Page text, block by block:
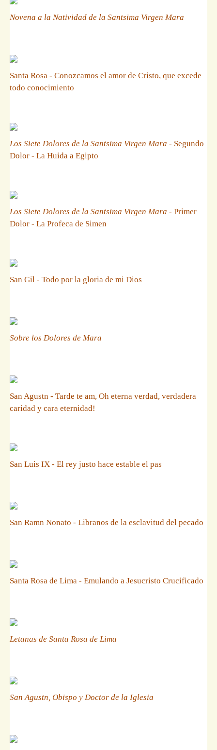
Novena a la Natividad de la Santsima Virgen Mara
Santa Rosa - Conozcamos el amor de Cristo, que excede
todo conocimiento
Los Siete Dolores de la Santsima Virgen Mara - Segundo
Dolor - La Huida a Egipto
Los Siete Dolores de la Santsima Virgen Mara - Primer
Dolor - La Profeca de Simen
San Gil - Todo por la gloria de mi Dios
Sobre los Dolores de Mara
San Agustn - Tarde te am, Oh eterna verdad, verdadera
caridad y cara eternidad!
San Luis IX - El rey justo hace estable el pas
San Ramn Nonato - Libranos de la esclavitud del pecado
Santa Rosa de Lima - Emulando a Jesucristo Crucificado
Letanas de Santa Rosa de Lima
San Agustn, Obispo y Doctor de la Iglesia